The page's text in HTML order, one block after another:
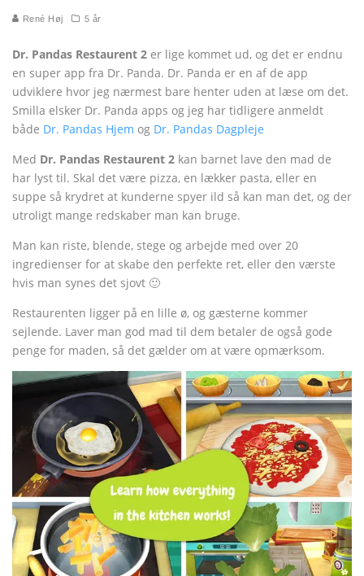
René Høj 5 år
Dr. Pandas Restaurent 2 er lige kommet ud, og det er endnu
en super app fra Dr. Panda. Dr. Panda er en af de app
udviklere hvor jeg nærmest bare henter uden at læse om det.
Smilla elsker Dr. Panda apps og jeg har tidligere anmeldt
både Dr. Pandas Hjem og Dr. Pandas Dagpleje
Med Dr. Pandas Restaurent 2 kan barnet lave den mad de
har lyst til. Skal det være pizza, en lækker pasta, eller en
suppe så krydret at kunderne spyer ild så kan man det, og der
utroligt mange redskaber man kan bruge.
Man kan riste, blende, stege og arbejde med over 20
ingredienser for at skabe den perfekte ret, eller den værste
hvis man synes det sjovt 🙂
Restaurenten ligger på en lille ø, og gæsterne kommer
sejlende. Laver man god mad til dem betaler de også gode
penge for maden, så det gælder om at være opmærksom.